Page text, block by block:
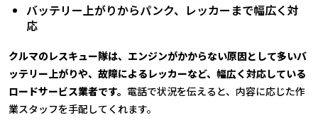
バッテリー上がりからパンク、レッカーまで幅広く対
応
クルマのレスキュー隊は、エンジンがかからない原因として多いバ
ッテリー上がりや、故障によるレッカーなど、幅広く対応している
ロードサービス業者です。 電話で状況を伝えると、内容に応じた作
業スタッフを手配してくれます。